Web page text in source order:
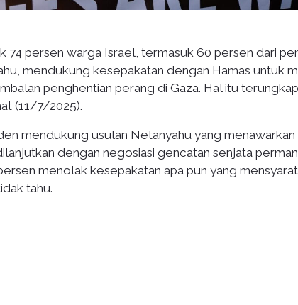
74 persen warga Israel, termasuk 60 persen dari
mendukung kesepakatan dengan Hamas untuk
penghentian perang di Gaza. Hal itu
(11/7/2025).
mendukung usulan Netanyahu yang
dengan negosiasi gencatan senjata
menolak kesepakatan apa pun yang
tahu.